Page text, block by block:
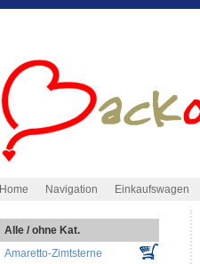
Home Navigation Einkaufswagen
Alle / ohne Kat.
Amaretto-Zimtsterne